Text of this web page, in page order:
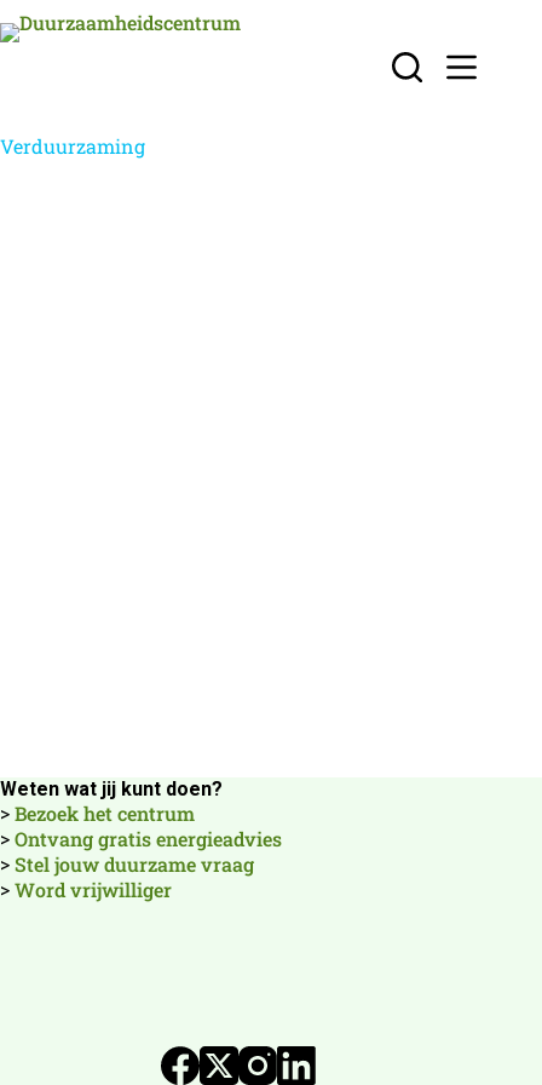
Verduurzaming
Weten wat jij kunt doen?
> Bezoek het centrum
> Ontvang gratis energieadvies
> Stel jouw duurzame vraag
> Word vrijwilliger